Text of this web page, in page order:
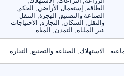
الطاقه, إستعمال الأراضي, الحكم,
الصناعة والتصنيع, الهجرة, التنقل
والنقل, السكان, التجاره, الاحتياجات
غير الملباه, التمدن, المياه
الاستهلاك, الصناعة والتصنيع, التجاره